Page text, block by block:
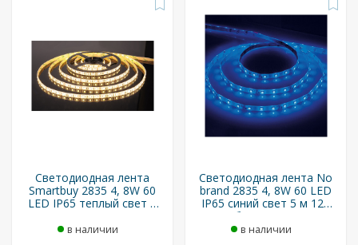
Светодиодная лента
Smartbuy 2835 4, 8W 60
LED IP65 теплый свет 5
в наличии
Светодиодная лента No
brand 2835 4, 8W 60 LED
IP65 синий свет 5 м 12V
+ блок питания
в наличии